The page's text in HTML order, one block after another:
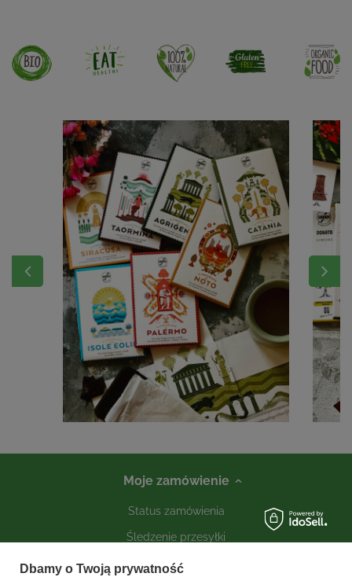
Moje zamówienie
Status zamówienia
Śledzenie przesyłki
Kontakt
Dbamy o Twoją prywatność